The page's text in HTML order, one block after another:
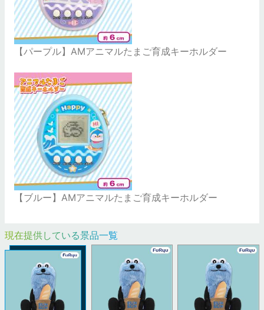
【パープル】AMアニマルたまご育成キーホルダー
【ブルー】AMアニマルたまご育成キーホルダー
現在提供している景品一覧